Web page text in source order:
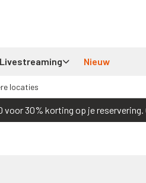
Livestreaming Nieuw
locaties
voor 30% korting op je